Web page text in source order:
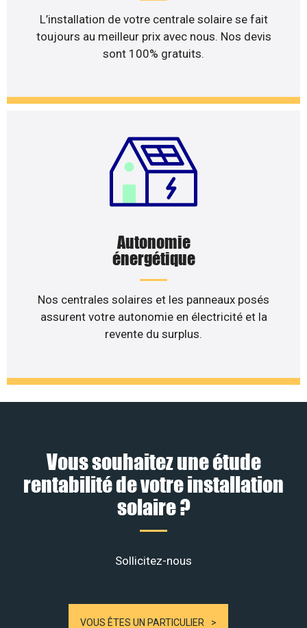
L’installation de votre centrale solaire se fait
toujours au meilleur prix avec nous. Nos devis
sont 100% gratuits.
Autonomie
énergétique
Nos centrales solaires et les panneaux posés
assurent votre autonomie en électricité et la
revente du surplus.
Vous souhaitez une étude
rentabilité de votre installation
solaire ?
Sollicitez-nous
VOUS ÊTES UN PARTICULIER